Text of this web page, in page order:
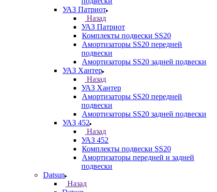
УАЗ Патриот
Назад
УАЗ Патриот
Комплекты подвески SS20
Амортизаторы SS20 передней
подвески
Амортизаторы SS20 задней подвески
УАЗ Хантер
Назад
УАЗ Хантер
Амортизаторы SS20 передней
подвески
Амортизаторы SS20 задней подвески
УАЗ 452
Назад
УАЗ 452
Комплекты подвески SS20
Амортизаторы передней и задней
подвески
Datsun
Назад